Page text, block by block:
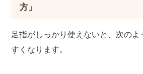
方」
足指がしっかり使えないと、次の
すくなります。